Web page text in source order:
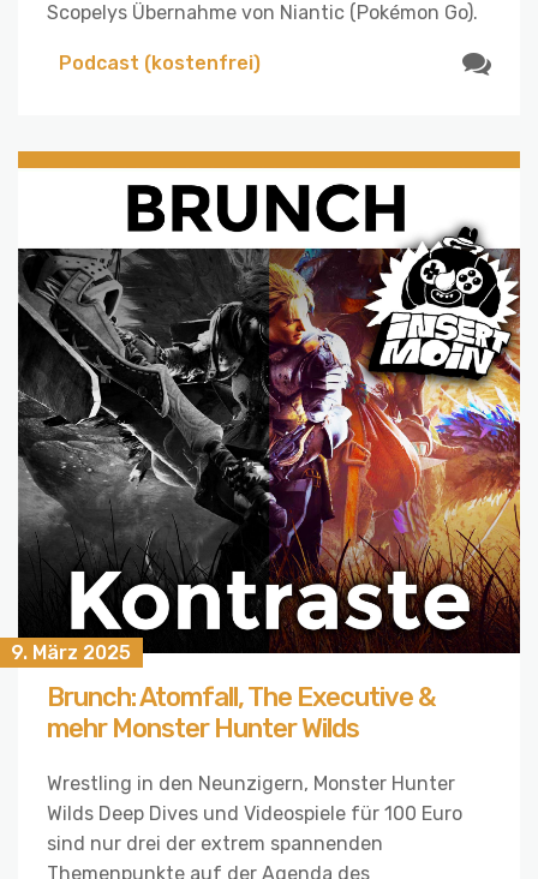
Scopelys Übernahme von Niantic (Pokémon Go).
Podcast (kostenfrei)
9. März 2025
Brunch: Atomfall, The Executive &
mehr Monster Hunter Wilds
Wrestling in den Neunzigern, Monster Hunter
Wilds Deep Dives und Videospiele für 100 Euro
sind nur drei der extrem spannenden
Themenpunkte auf der Agenda des